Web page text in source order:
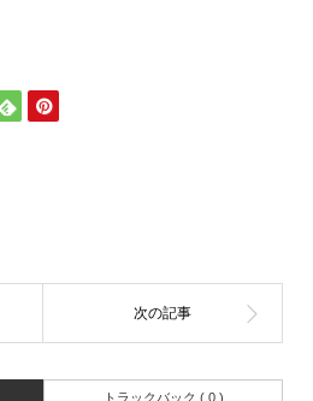
トラックバック ( 0 )